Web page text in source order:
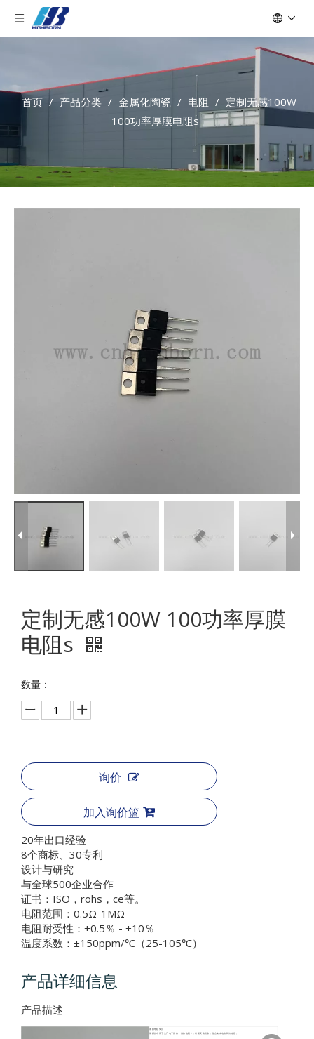
首页 / 产品分类 / 金属化陶瓷 / 电阻 / 定制无感100W
100功率厚膜电阻s
定制无感100W 100功率厚膜
电阻s
数量：
询价
加入询价篮
20年出口经验
8个商标、30专利
设计与研究
与全球500企业合作
证书：ISO，rohs，ce等。
电阻范围：0.5Ω-1MΩ
电阻耐受性：±0.5％ - ±10％
温度系数：±150ppm/℃（25-105℃）
产品详细信息
产品描述
厚膜电阻简介：
厚膜技术用于生产电子设备，例如电阻卡，表面安装设备，混合集成电路和传感器。